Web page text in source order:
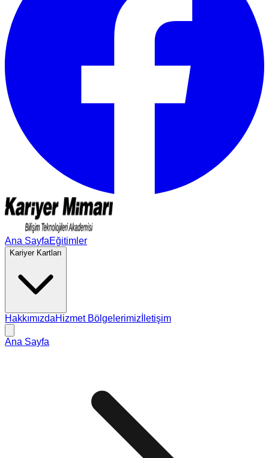
Ana SayfaEğitimler
Kariyer Kartları
HakkımızdaHizmet Bölgelerimiz İletişim
Ana Sayfa